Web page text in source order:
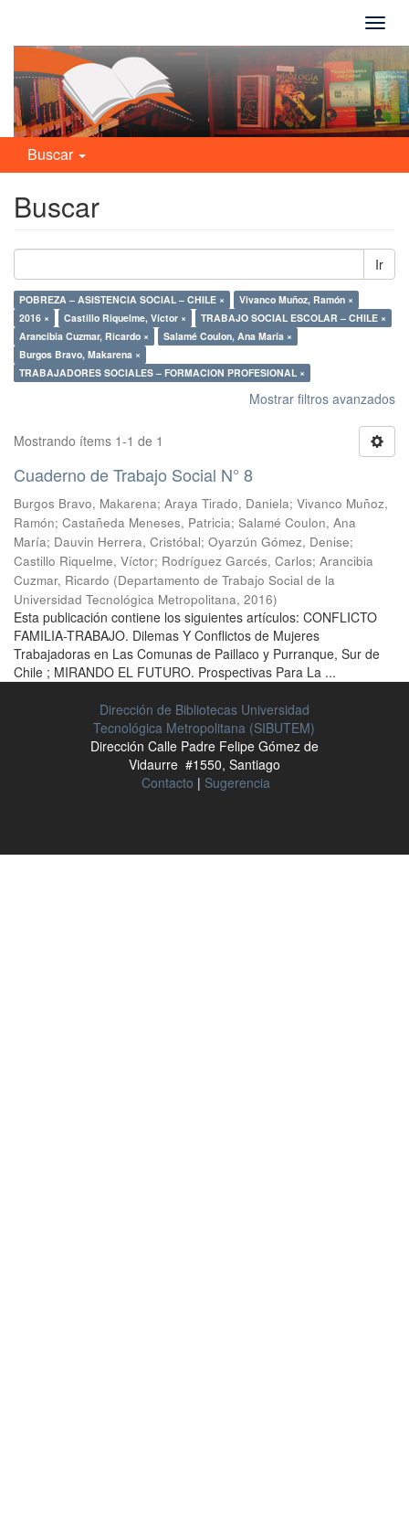
Buscar
Buscar
Ir
POBREZA – ASISTENCIA SOCIAL – CHILE ×
Vivanco Muñoz, Ramón ×
2016 ×
Castillo Riquelme, Víctor ×
TRABAJO SOCIAL ESCOLAR – CHILE ×
Arancibia Cuzmar, Ricardo ×
Salamé Coulon, Ana María ×
Burgos Bravo, Makarena ×
TRABAJADORES SOCIALES – FORMACION PROFESIONAL ×
Mostrar filtros avanzados
Mostrando ítems 1-1 de 1
Cuaderno de Trabajo Social N° 8
Burgos Bravo, Makarena; Araya Tirado, Daniela; Vivanco Muñoz,
Ramón; Castañeda Meneses, Patricia; Salamé Coulon, Ana
María; Dauvin Herrera, Cristóbal; Oyarzún Gómez, Denise;
Castillo Riquelme, Víctor; Rodríguez Garcés, Carlos; Arancibia
Cuzmar, Ricardo (Departamento de Trabajo Social de la
Universidad Tecnológica Metropolitana, 2016)
Esta publicación contiene los siguientes artículos: CONFLICTO
FAMILIA-TRABAJO. Dilemas Y Conflictos de Mujeres
Trabajadoras en Las Comunas de Paillaco y Purranque, Sur de
Chile ; MIRANDO EL FUTURO. Prospectivas Para La ...
Dirección de Bibliotecas Universidad
Tecnológica Metropolitana (SIBUTEM)
Dirección Calle Padre Felipe Gómez de
Vidaurre #1550, Santiago
Contacto | Sugerencia